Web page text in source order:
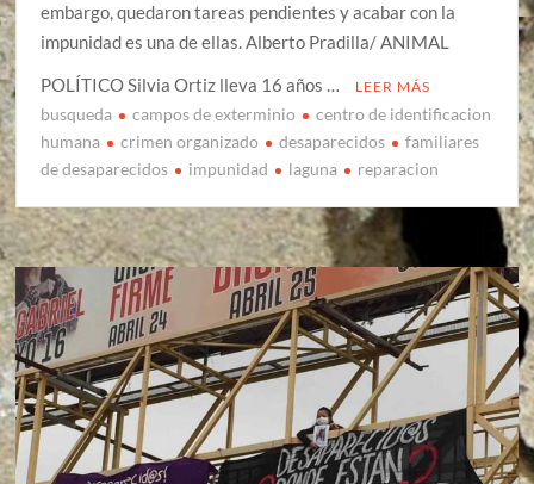
embargo, quedaron tareas pendientes y acabar con la
impunidad es una de ellas. Alberto Pradilla/ ANIMAL
POLÍTICO Silvia Ortiz lleva 16 años …
LEER MÁS
busqueda campos de exterminio
centro de identificacion
humana
crimen organizado desaparecidos
familiares
de desaparecidos
impunidad laguna reparacion